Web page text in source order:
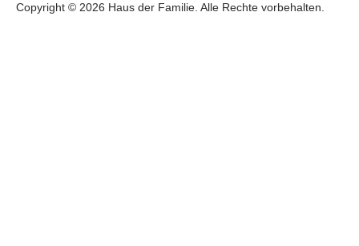
Copyright © 2026 Haus der Familie. Alle Rechte vorbehalten.